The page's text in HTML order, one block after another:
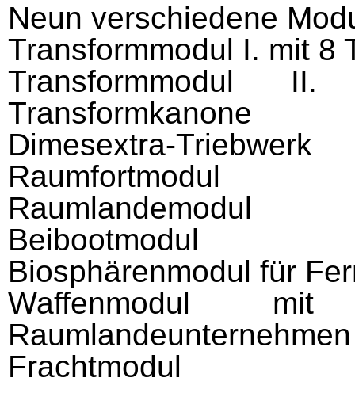
Neun verschiedene
Transformmodul I. mit 8
Transformmodul
Transformkanone
Dimesextra-Triebwerk
Raumfortmodul
Raumlandemodul
Beibootmodul
Biosphärenmodul für
Waffenmodul
Raumlandeunternehmen
Frachtmodul